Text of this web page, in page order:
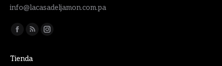
info@lacasadeljamon.com.pa
Encuéntranos en:
Facebook
opens
Rss
opens
Instagram
Tienda